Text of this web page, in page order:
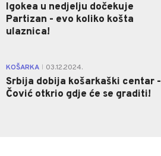
Igokea u nedjelju dočekuje
Partizan - evo koliko košta
ulaznica!
KOŠARKA 03.12.2024.
Srbija dobija košarkaški centar -
Čović otkrio gdje će se graditi!